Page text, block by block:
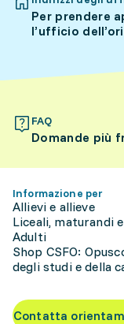
Per prendere
l’ufficio
FAQ
Domande più
Informazione per
Allievi e allieve
Liceali, maturandi
Adulti
Shop CSFO:
degli studi e della
Contatta